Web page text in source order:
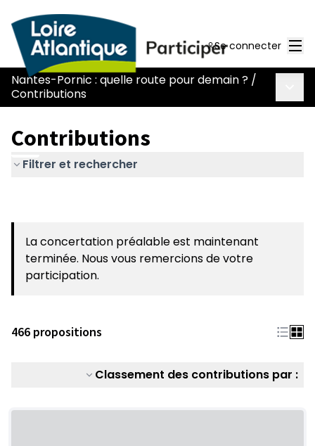
Se connecter
Nantes-Pornic : quelle route pour demain ? /
Contributions
Contributions
Filtrer et rechercher
La concertation préalable est maintenant
terminée. Nous vous remercions de votre
participation.
466 propositions
Classement des contributions par :